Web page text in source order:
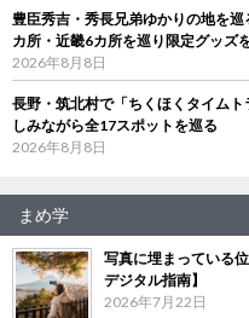
豊臣秀吉・秀長兄弟ゆかりの地を
カ所・近畿6カ所を巡り限定グッズ
2026年8月8日
長野・筑北村で「ちくほくタイム
しみながら全17スポットを巡る
2026年8月8日
まめ学
写真に埋まっている
デジタル指南】
2026年7月22日